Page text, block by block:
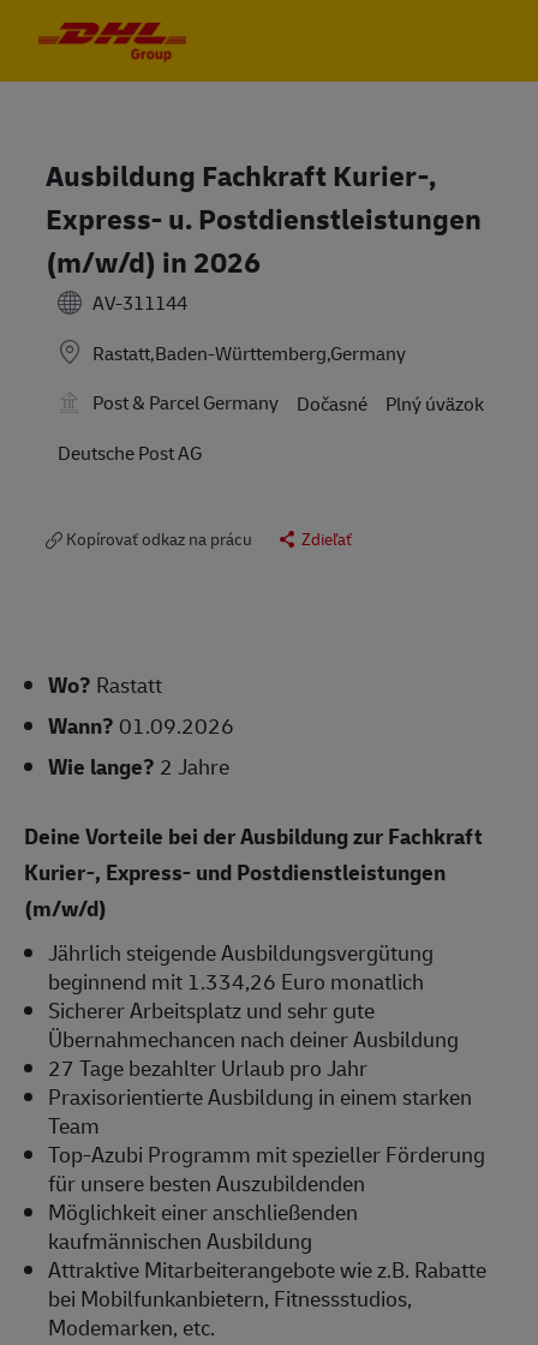
Ausbildung Fachkraft Kurier-,
Express- u. Postdienstleistungen
(m/w/d) in 2026
AV-311144
Rastatt,Baden-Württemberg,Germany
Post & Parcel Germany
Dočasné
Plný úväzok
Deutsche Post AG
Kopírovať odkaz na prácu Zdieľať
Wo? Rastatt
Wann? 01.09.2026
Wie lange? 2 Jahre
Deine Vorteile bei der Ausbildung zur Fachkraft
Kurier-, Express- und Postdienstleistungen
(m/w/d)
Jährlich steigende Ausbildungsvergütung
beginnend mit 1.334,26 Euro monatlich
Sicherer Arbeitsplatz und sehr gute
Übernahmechancen nach deiner Ausbildung
27 Tage bezahlter Urlaub pro Jahr
Praxisorientierte Ausbildung in einem starken
Team
Top-Azubi Programm mit spezieller Förderung
für unsere besten Auszubildenden
Möglichkeit einer anschließenden
kaufmännischen Ausbildung
Attraktive Mitarbeiterangebote wie z.B. Rabatte
bei Mobilfunkanbietern, Fitnessstudios,
Modemarken, etc.